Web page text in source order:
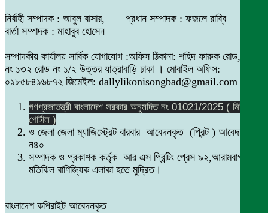
নির্বাহী সম্পাদক : আবুল বাসার, প্রধান সম্পাদক : ফজলে রাব্বি
বার্তা সম্পাদক : মাহাবুব হোসেন
সম্পাদকীয় কার্যালয় সার্বিক যোগাযোগ :অফিস ঠিকানা: শহিদ ফারুক রোড,বাসা
নং ১৩২ রোড নং ১/২ উত্তর যাত্রাবাড়ি ঢাকা । মোবাইল অফিস:
০১৮৫৮৪১৬৮৭২ জিমেইল: dallylikonisongbad@gmail.com
গণপ্রজাতন্ত্রী বাংলাদেশ সরকার অনুমদিত নং 01021/2025 ( নিউজ
পোর্টাল )
ও জেলা জেলা ম্যাজিস্ট্রেট বারবার আবেদনকৃত (প্রিন্ট ) আবেদন নং
ন৪০
সম্পাদক ও প্রকাশক কর্তৃক আর এস প্রিন্টিং প্রেস ৯২,আরামবাগ
মতিঝিল বাণিজ্যিক এলাকা হতে মুদ্রিত।
বাংলাদেশ কপিরাইট আবেদনকৃত